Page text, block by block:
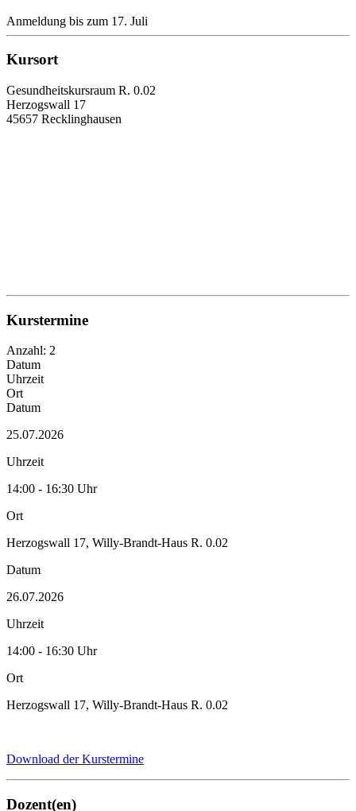
Anmeldung bis zum 17. Juli
Kursort
Gesundheitskursraum R. 0.02
Herzogswall 17
45657 Recklinghausen
Kurstermine
Anzahl: 2
Datum
Uhrzeit
Ort
Datum
25.07.2026
Uhrzeit
14:00 - 16:30 Uhr
Ort
Herzogswall 17, Willy-Brandt-Haus R. 0.02
Datum
26.07.2026
Uhrzeit
14:00 - 16:30 Uhr
Ort
Herzogswall 17, Willy-Brandt-Haus R. 0.02
Download der Kurstermine
Dozent(en)